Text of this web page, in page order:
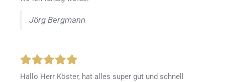
Jörg Bergmann
Hallo Herr Köster, hat alles super gut und schnell